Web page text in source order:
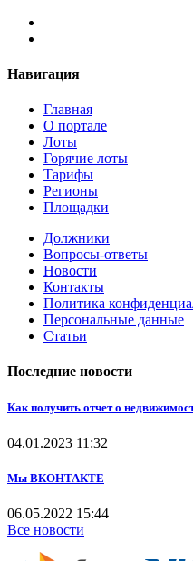
Навигация
Главная
О портале
Лоты
Горячие лоты
Тарифы
Регионы
Площадки
Должники
Вопросы-ответы
Новости
Контакты
Политика
Персональные данные
Статьи
Последние новости
Как получить отчет о
04.01.2023 11:32
Мы ВКОНТАКТЕ
06.05.2022 15:44
Все новости